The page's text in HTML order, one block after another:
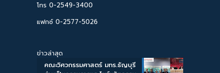
โทร 0-2549-3400
แฟกซ์ 0-2577-5026
ข่าวล่าสุด
คณะวิศวกรรมศาสตร์ มทร.ธัญบุรี